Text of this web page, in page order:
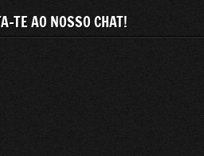
TE AO NOSSO CHAT!